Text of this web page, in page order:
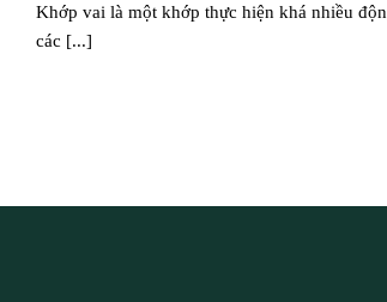
Khớp vai là một khớp thực hiện khá nhiều
các [...]